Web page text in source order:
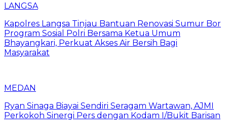
LANGSA
Kapolres Langsa Tinjau Bantuan Renovasi Sumur Bor
Program Sosial Polri Bersama Ketua Umum
Bhayangkari, Perkuat Akses Air Bersih Bagi
Masyarakat
MEDAN
Ryan Sinaga Biayai Sendiri Seragam Wartawan, AJMI
Perkokoh Sinergi Pers dengan Kodam I/Bukit Barisan